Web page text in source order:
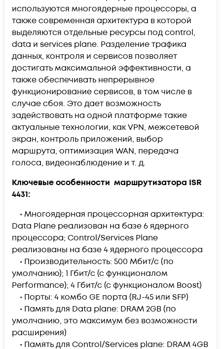
используются многоядерные процессоры, а
также современная архитектура в которой
выделяются отдельные ресурсы под control,
data и services plane. Разделение трафика
данных, контроля и сервисов позволяет
достигать максимальной эффективности, а
также обеспечивать непрерывное
функционирование сервисов, в том числе в
случае сбоя. Это дает возможность
задействовать на одной платформе такие
актуальные технологии, как VPN, межсетевой
экран, контроль приложений, выбор
маршрута, оптимизация WAN, передача
голоса, видеонаблюдение и т. д.
Ключевые особенности маршрутизатора ISR
4431:
• Многоядерная процессорная архитектура:
Data Plane реализован на базе 6 ядерного
процессора; Control/Services Plane
реализованы на базе 4 ядерного процессора
• Производительность: 500 Мбит/с (по
умолчанию); 1 Гбит/с (с функционалом
Performance); 4 Гбит/с (с функционалом Boost)
• Порты: 4 комбо GE порта (RJ-45 или SFP)
• Память для Data plane: DRAM 2GB (по
умолчанию, это максимум без возможности
расширения)
• Память для Control/Services plane: DRAM 4GB